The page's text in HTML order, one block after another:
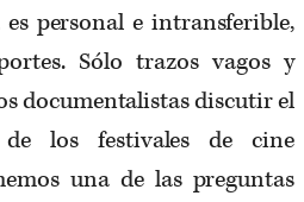
personal e intransferible,
Sólo trazos vagos y
documentalistas discutir el
los festivales de cine
una de las preguntas